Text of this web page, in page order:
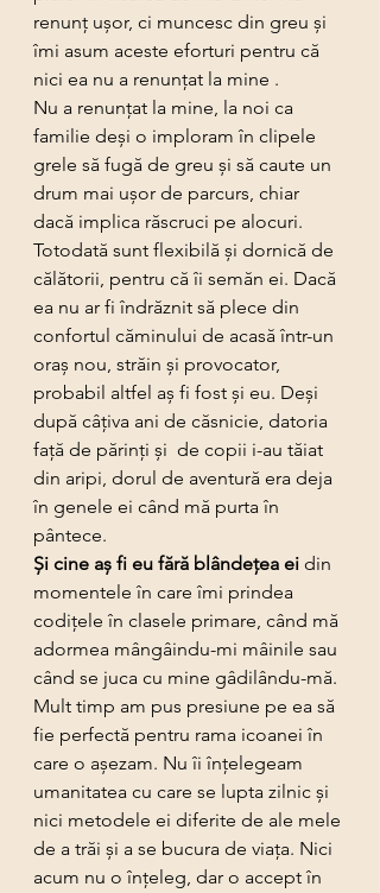
renunț ușor, ci muncesc din greu și
îmi asum aceste eforturi pentru că
nici ea nu a renunțat la mine .
Nu a renunțat la mine, la noi ca
familie deși o imploram în clipele
grele să fugă de greu și să caute un
drum mai ușor de parcurs, chiar
dacă implica răscruci pe alocuri.
Totodată sunt flexibilă și dornică de
călătorii, pentru că îi semăn ei. Dacă
ea nu ar fi îndrăznit să plece din
confortul căminului de acasă într-un
oraș nou, străin și provocator,
probabil altfel aș fi fost și eu. Deși
după câțiva ani de căsnicie, datoria
față de părinți și  de copii i-au tăiat
din aripi, dorul de aventură era deja
în genele ei când mă purta în
pântece.
Și cine aș fi eu fără blândețea ei din
momentele în care îmi prindea
codițele în clasele primare, când mă
adormea mângâindu-mi mâinile sau
când se juca cu mine gâdilându-mă.
Mult timp am pus presiune pe ea să
fie perfectă pentru rama icoanei în
care o așezam. Nu îi înțelegeam
umanitatea cu care se lupta zilnic și
nici metodele ei diferite de ale mele
de a trăi și a se bucura de viața. Nici
acum nu o înțeleg, dar o accept în